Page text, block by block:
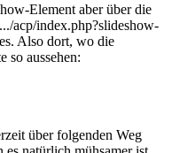
Element aber über die
acp/index.php?slideshow-
Also dort, wo die
so aussehen:
über folgenden Weg